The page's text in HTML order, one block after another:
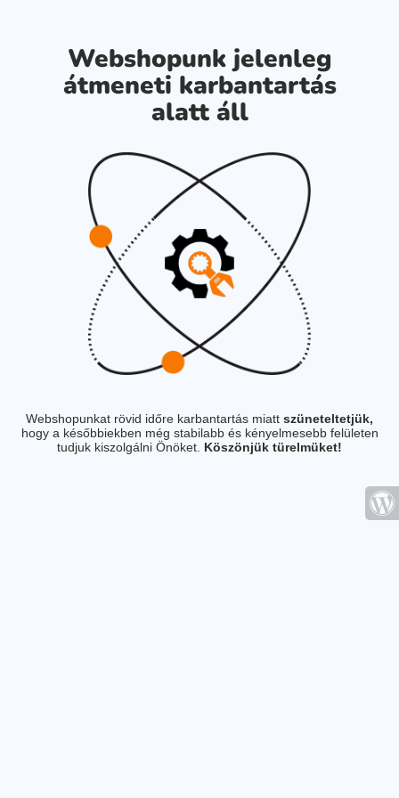
Webshopunk jelenleg
átmeneti karbantartás
alatt áll
Webshopunkat rövid időre karbantartás miatt szüneteltetjük,
hogy a későbbiekben még stabilabb és kényelmesebb felületen
tudjuk kiszolgálni Önöket. Köszönjük türelmüket!